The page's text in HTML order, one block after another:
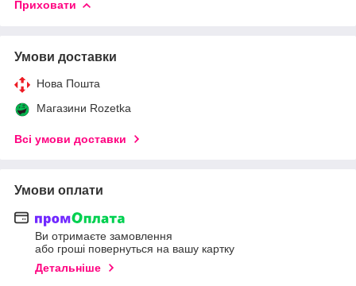
Приховати
Умови доставки
Нова Пошта
Магазини Rozetka
Всі умови доставки
Умови оплати
Ви отримаєте замовлення
або гроші повернуться на вашу картку
Детальніше